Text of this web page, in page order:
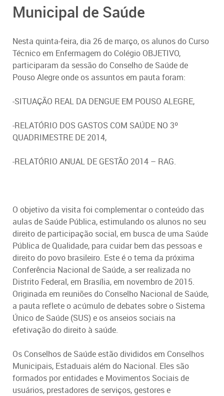
Municipal de Saúde
Nesta quinta-feira, dia 26 de março, os alunos do Curso
Técnico em Enfermagem do Colégio OBJETIVO,
participaram da sessão do Conselho de Saúde de
Pouso Alegre onde os assuntos em pauta foram:
-SITUAÇÃO REAL DA DENGUE EM POUSO ALEGRE,
-RELATÓRIO DOS GASTOS COM SAÚDE NO 3º
QUADRIMESTRE DE 2014,
-RELATÓRIO ANUAL DE GESTÃO 2014 – RAG.
O objetivo da visita foi complementar o conteúdo das
aulas de Saúde Pública, estimulando os alunos no seu
direito de participação social, em busca de uma Saúde
Pública de Qualidade, para cuidar bem das pessoas e
direito do povo brasileiro. Este é o tema da próxima
Conferência Nacional de Saúde, a ser realizada no
Distrito Federal, em Brasília, em novembro de 2015.
Originada em reuniões do Conselho Nacional de Saúde,
a pauta reflete o acúmulo de debates sobre o Sistema
Único de Saúde (SUS) e os anseios sociais na
efetivação do direito à saúde.
Os Conselhos de Saúde estão divididos em Conselhos
Municipais, Estaduais além do Nacional. Eles são
formados por entidades e Movimentos Sociais de
usuários, prestadores de serviços, gestores e